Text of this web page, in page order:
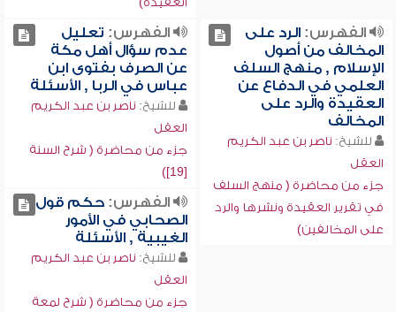
الفهرس:الرد على
المخالف من أصول
الإسلام , منهج السلف
العلمي في الدفاع عن
العقيدة والرد على
المخالف
للشيخ: ناصر بن عبد الكريم
العقل
جزء من محاضرة ( منهج السلف
في تقرير العقيدة ونشرها والرد
على المخالفين)
الفهرس: تعليل
عدم سؤال أهل مكة
عن الصرف بفتوى ابن
عباس في الربا , الأسئلة
للشيخ: ناصر بن عبد الكريم
العقل
جزء من محاضرة ( شرح السنة
[19])
الفهرس:حكم قول
الصحابي في الأمور
الغيبية , الأسئلة
للشيخ: ناصر بن عبد الكريم
العقل
جزء من محاضرة ( شرح لمعة